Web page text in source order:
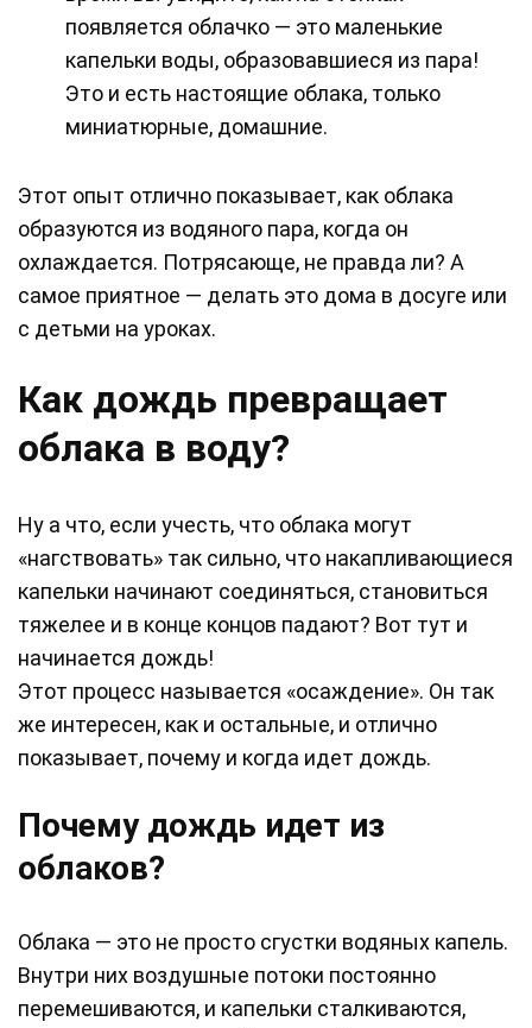
появляется облачко — это маленькие
капельки воды, образовавшиеся из пара!
Это и есть настоящие облака, только
миниатюрные, домашние.
Этот опыт отлично показывает, как облака
образуются из водяного пара, когда он
охлаждается. Потрясающе, не правда ли? А
самое приятное — делать это дома в досуге или
с детьми на уроках.
Как дождь превращает
облака в воду?
Ну а что, если учесть, что облака могут
«нагствовать» так сильно, что накапливающиеся
капельки начинают соединяться, становиться
тяжелее и в конце концов падают? Вот тут и
начинается дождь!
Этот процесс называется «осаждение». Он так
же интересен, как и остальные, и отлично
показывает, почему и когда идет дождь.
Почему дождь идет из
облаков?
Облака — это не просто сгустки водяных капель.
Внутри них воздушные потоки постоянно
перемешиваются, и капельки сталкиваются,